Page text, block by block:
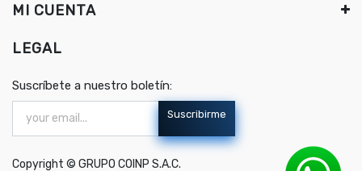
MI CUENTA
LEGAL
Suscríbete a nuestro boletín:
Suscribirme
Copyright © GRUPO COINP S.A.C.